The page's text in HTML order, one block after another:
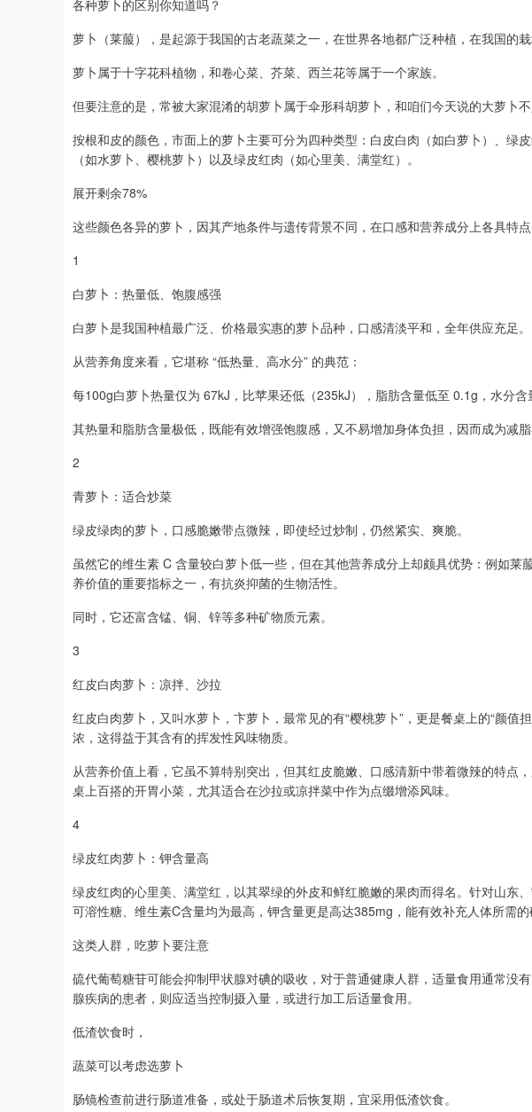
各种萝卜的区别你知道吗？
萝卜（莱菔），是起源于我国的古老蔬菜之一，在世界各地都广泛种植，在我国的栽
萝卜属于十字花科植物，和卷心菜、芥菜、西兰花等属于一个家族。
但要注意的是，常被大家混淆的胡萝卜属于伞形科胡萝卜，和咱们今天说的大萝卜不
按根和皮的颜色，市面上的萝卜主要可分为四种类型：白皮白肉（如白萝卜）、绿
（如水萝卜、樱桃萝卜）以及绿皮红肉（如心里美、满堂红）。
展开剩余78%
这些颜色各异的萝卜，因其产地条件与遗传背景不同，在口感和营养成分上各具特点
1
白萝卜：热量低、饱腹感强
白萝卜是我国种植最广泛、价格最实惠的萝卜品种，口感清淡平和，全年供应充足。
从营养角度来看，它堪称 “低热量、高水分” 的典范：
每100g白萝卜热量仅为 67kJ，比苹果还低（235kJ），脂肪含量低至 0.1g，水分含
其热量和脂肪含量极低，既能有效增强饱腹感，又不易增加身体负担，因而成为减脂
2
青萝卜：适合炒菜
绿皮绿肉的萝卜，口感脆嫩带点微辣，即使经过炒制，仍然紧实、爽脆。
虽然它的维生素 C 含量较白萝卜低一些，但在其他营养成分上却颇具优势：例如莱
养价值的重要指标之一，有抗炎抑菌的生物活性。
同时，它还富含锰、铜、锌等多种矿物质元素。
3
红皮白肉萝卜：凉拌、沙拉
红皮白肉萝卜，又叫水萝卜，卞萝卜，最常见的有“樱桃萝卜”，更是餐桌上的“颜值
浓，这得益于其含有的挥发性风味物质。
从营养价值上看，它虽不算特别突出，但其红皮脆嫩、口感清新中带着微辣的特点
桌上百搭的开胃小菜，尤其适合在沙拉或凉拌菜中作为点缀增添风味。
4
绿皮红肉萝卜：钾含量高
绿皮红肉的心里美、满堂红，以其翠绿的外皮和鲜红脆嫩的果肉而得名。针对山东
可溶性糖、维生素C含量均为最高，钾含量更是高达385mg，能有效补充人体所需的
这类人群，吃萝卜要注意
硫代葡萄糖苷可能会抑制甲状腺对碘的吸收，对于普通健康人群，适量食用通常没
腺疾病的患者，则应适当控制摄入量，或进行加工后适量食用。
低渣饮食时，
蔬菜可以考虑选萝卜
肠镜检查前进行肠道准备，或处于肠道术后恢复期，宜采用低渣饮食。